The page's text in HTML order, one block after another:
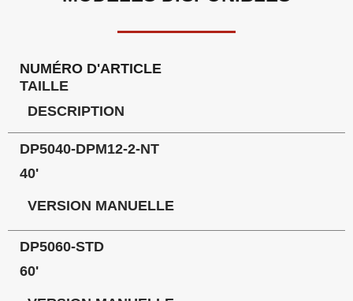
NUMÉRO D'ARTICLE
TAILLE
DESCRIPTION
DP5040-DPM12-2-NT
40'
VERSION MANUELLE
DP5060-STD
60'